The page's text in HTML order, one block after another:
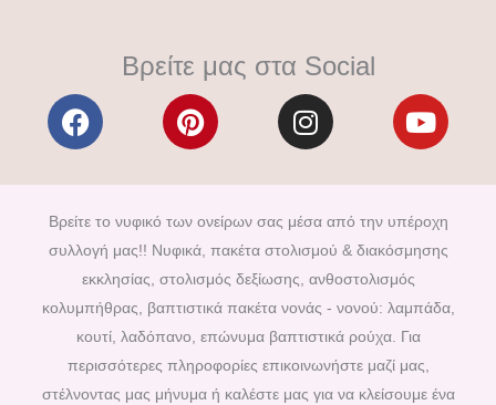
Βρείτε μας στα Social
F
a
e
b
o
o
k
P
i
t
e
r
e
s
t
I
n
t
a
g
r
a
m
Y
o
t
u
b
Βρείτε το νυφικό των ονείρων σας μέσα από την υπέροχη
συλλογή μας!! Νυφικά, πακέτα στολισμού & διακόσμησης
εκκλησίας, στολισμός δεξίωσης, ανθοστολισμός
κολυμπήθρας, βαπτιστικά πακέτα νονάς - νονού: λαμπάδα,
κουτί, λαδόπανο, επώνυμα βαπτιστικά ρούχα. Για
περισσότερες πληροφορίες επικοινωνήστε μαζί μας,
στέλνοντας μας μήνυμα ή καλέστε μας για να κλείσουμε ένα